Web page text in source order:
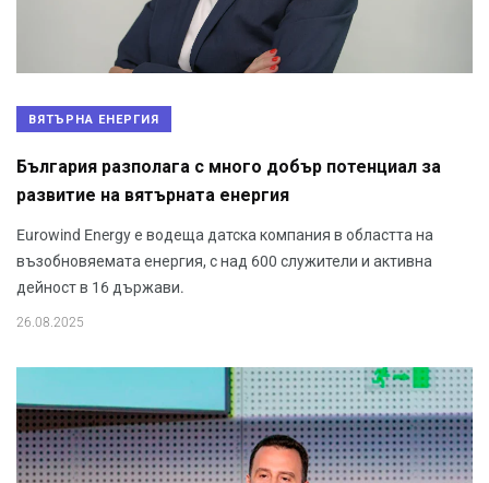
ВЯТЪРНА ЕНЕРГИЯ
България разполага с много добър потенциал за
развитие на вятърната енергия
Eurowind Energy е водеща датска компания в областта на
възобновяемата енергия, с над 600 служители и активна
дейност в 16 държави.
26.08.2025